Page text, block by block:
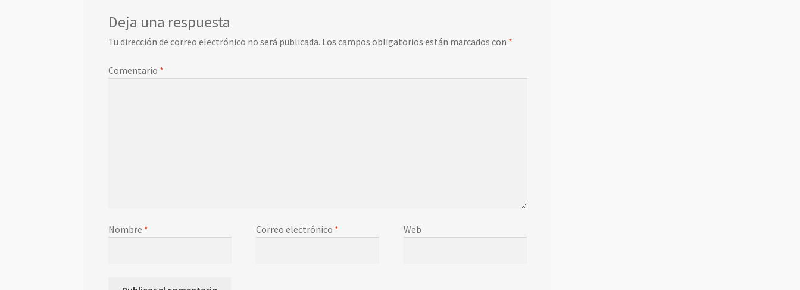
Deja una respuesta
Tu dirección de correo electrónico no será publicada. Los campos obligatorios están marcados con *
Comentario *
Nombre * Correo electrónico * Web